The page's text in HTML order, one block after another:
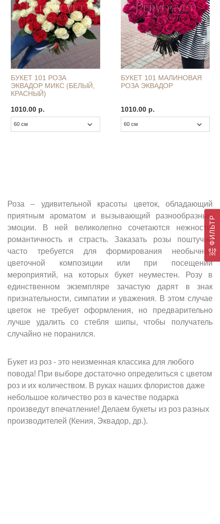
ФИЛЬТР
БУКЕТ 101 РОЗА
ЭКВАДОР МИКС (БЕЛЫЙ,
КРАСНЫЙ)
1010.00 р.
БУКЕТ 101 МАЛИНОВАЯ
РОЗА ЭКВАДОР
1010.00 р.
Роза – удивительной красоты цветок, обладающий
приятным ароматом и вызывающий разнообразные
эмоции. В ней великолепно сочетаются нежность,
романтичность и страсть. Заказать розы поштучно
часто требуется для формирования необычной
цветочной композиции или при посещении
мероприятий, на которых букет неуместен. Розу в
единственном экземпляре зачастую дарят в знак
признательности, симпатии и уважения. В этом случае
цветок не требует оформления, но предварительно
лучше удалить со стебля шипы, чтобы получатель
случайно не поранился.
Букет из роз - это неизменная классика для любого
повода! При выборе достаточно определиться с цветом
роз и их количеством. В руках наших флористов даже
небольшое количество роз в качестве подарка
произведут впечатление! Делаем букеты из роз разных
производителей (Кения, Эквадор, др.).